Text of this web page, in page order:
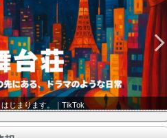
じまります。｜TikTok